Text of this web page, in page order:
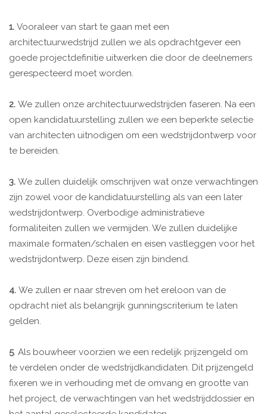
1. Vooraleer van start te gaan met een
architectuurwedstrijd zullen we als opdrachtgever een
goede projectdefinitie uitwerken die door de deelnemers
gerespecteerd moet worden.
2. We zullen onze architectuurwedstrijden faseren. Na een
open kandidatuurstelling zullen we een beperkte selectie
van architecten uitnodigen om een wedstrijdontwerp voor
te bereiden.
3. We zullen duidelijk omschrijven wat onze verwachtingen
zijn zowel voor de kandidatuurstelling als van een later
wedstrijdontwerp. Overbodige administratieve
formaliteiten zullen we vermijden. We zullen duidelijke
maximale formaten/schalen en eisen vastleggen voor het
wedstrijdontwerp. Deze eisen zijn bindend.
4. We zullen er naar streven om het ereloon van de
opdracht niet als belangrijk gunningscriterium te laten
gelden.
5. Als bouwheer voorzien we een redelijk prijzengeld om
te verdelen onder de wedstrijdkandidaten. Dit prijzengeld
fixeren we in verhouding met de omvang en grootte van
het project, de verwachtingen van het wedstrijddossier en